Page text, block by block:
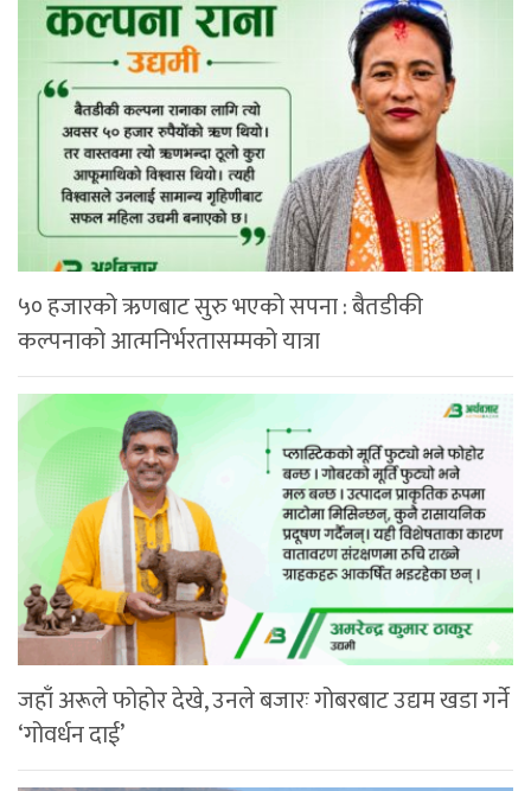
५० हजारको ऋणबाट सुरु भएको सपना : बैतडीकी
कल्पनाको आत्मनिर्भरतासम्मको यात्रा
जहाँ अरूले फोहोर देखे, उनले बजारः गोबरबाट उद्यम खडा गर्ने
‘गोवर्धन दाई’